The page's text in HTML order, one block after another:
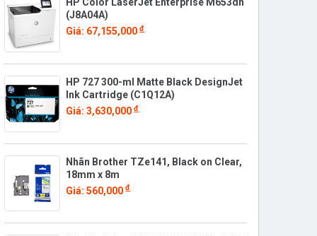
(J8A04A)
Giá: 67,155,000đ
HP 727 300-ml Matte Black DesignJet
Ink Cartridge (C1Q12A)
Giá: 3,630,000đ
Nhãn Brother TZe141, Black on Clear,
18mm x 8m
Giá: 560,000đ